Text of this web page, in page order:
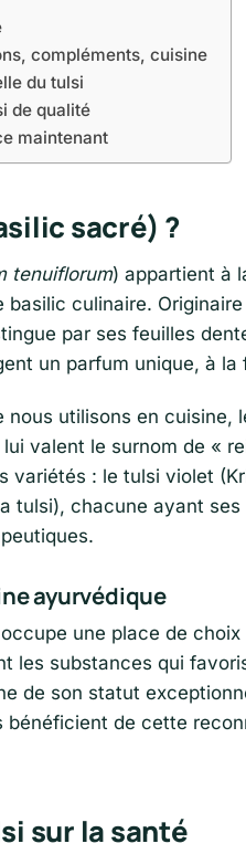
compléments, cuisine
du tulsi
de qualité
maintenant
sacré) ?
tenuiflorum) appartient à
culinaire.
par ses feuilles
un parfum unique, à la
nous utilisons en cuisine,
valent le surnom de «
variétés : le tulsi violet
tulsi), chacune ayant ses
ayurvédique
occupe une place de choix
les substances qui
de son statut
bénéficient de cette
sur la santé